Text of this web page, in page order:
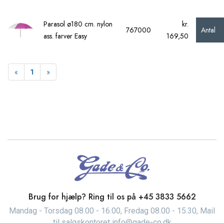
Parasol ø180 cm. nylon
ass. farver Easy
767000
kr.
169,50
Antal
« Forrige
1 »Næste
Brug for hjælp? Ring til os på +45 3833 5662
Mandag - Torsdag 08.00 - 16.00, Fredag 08.00 - 15.30, Mail